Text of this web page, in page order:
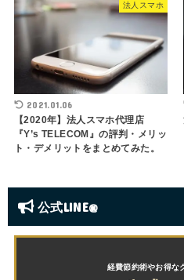
法人スマホ
2021.01.06
【2020年】法人スマホ代理店
『Y’s TELECOM』の評判・メリッ
ト・デメリットをまとめてみた。
公式LINE@